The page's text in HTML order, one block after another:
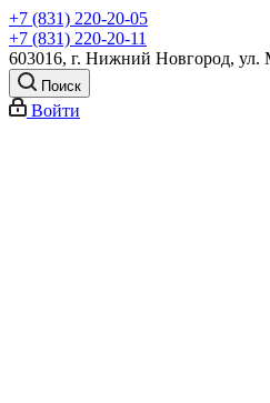
+7 (831) 220-20-05
+7 (831) 220-20-11
603016, г. Нижний Новгород, ул.
Поиск
Войти